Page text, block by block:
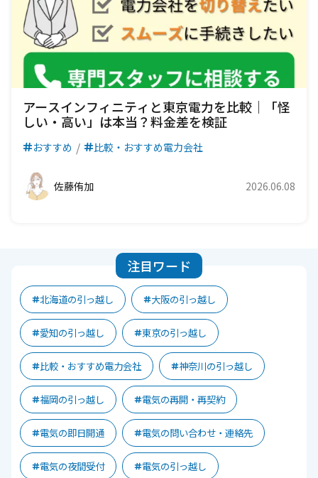
アースインフィニティと東京電力を比較｜「怪
しい・高い」は本当？料金差を検証
おすすめ 比較・おすすめ電力会社
佐藤侑加 2026.06.08
注目ワード
北海道の引っ越し 大阪の引っ越し
愛知の引っ越し 東京の引っ越し
比較・おすすめ電力会社 神奈川の引っ越し
福岡の引っ越し 電気の再開・再契約
電気の即日開通 電気の問い合わせ・連絡先
電気の夜間受付 電気の引っ越し